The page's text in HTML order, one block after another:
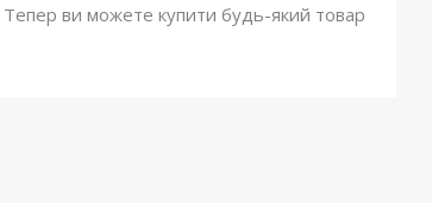
Тепер ви можете купити будь-який товар